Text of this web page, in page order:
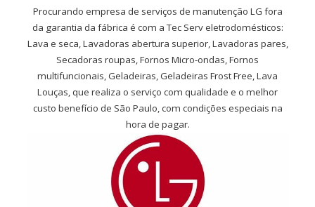
Procurando empresa de serviços de manutenção LG fora
da garantia da fábrica é com a Tec Serv eletrodomésticos:
Lava e seca, Lavadoras abertura superior, Lavadoras pares,
Secadoras roupas, Fornos Micro-ondas, Fornos
multifuncionais, Geladeiras, Geladeiras Frost Free, Lava
Louças, que realiza o serviço com qualidade e o melhor
custo benefício de São Paulo, com condições especiais na
hora de pagar.